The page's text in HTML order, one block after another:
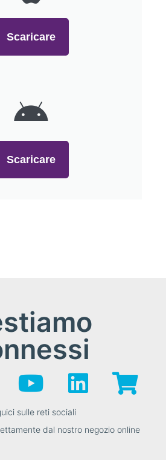
Scaricare
Scaricare
sulle reti sociali
dal nostro negozio online